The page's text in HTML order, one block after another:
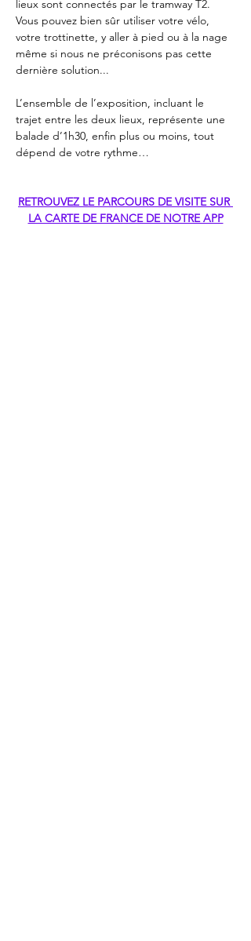
lieux sont connectés par le tramway T2.
Vous pouvez bien sûr utiliser votre vélo,
votre trottinette, y aller à pied ou à la nage
même si nous ne préconisons pas cette
dernière solution...
L’ensemble de l’exposition, incluant le
trajet entre les deux lieux, représente une
balade d’1h30, enfin plus ou moins, tout
dépend de votre rythme…
RETROUVEZ LE PARCOURS DE VISITE SUR
LA CARTE DE FRANCE DE NOTRE APP